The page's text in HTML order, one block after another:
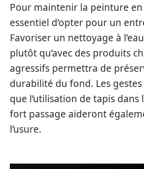
Pour maintenir la peinture
essentiel d’opter pour un
Favoriser un nettoyage à
plutôt qu’avec des produits
agressifs permettra de
durabilité du fond. Les
que l’utilisation de tapis dans
fort passage aideront
l’usure.